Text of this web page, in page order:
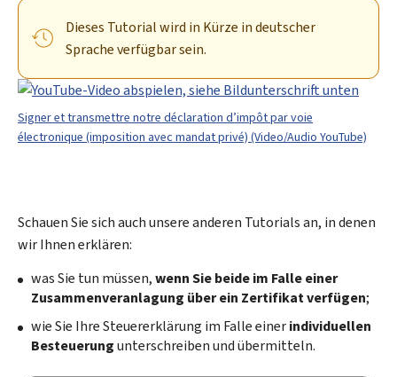
Dieses Tutorial wird in Kürze in deutscher
Sprache verfügbar sein.
Signer et transmettre notre déclaration d’impôt par voie
électronique (imposition avec mandat privé) (Video/Audio YouTube)
Schauen Sie sich auch unsere anderen Tutorials an, in denen
wir Ihnen erklären:
was Sie tun müssen,wenn Sie beide im Falle einer
Zusammenveranlagung über ein Zertifikat verfügen;
wie Sie Ihre Steuererklärung im Falle einerindividuellen
Besteuerungunterschreiben und übermitteln.